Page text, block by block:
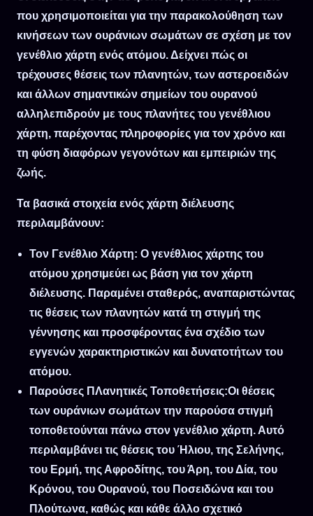
[11 P.M]
[9 A.M]
10
[10 A.M]
13
[1 P.M]
[2 P.M]
[3 P.M]
16 [4 P.M]
19
20
21 [9 P.M]
22 [10 P.M]
23 [11 P.M]
που χρησιμοποιείται για την παρακολούθηση των
κινήσεων των ουράνιων σωμάτων σε σχέση με τον
γενέθλιο χάρτη ενός ατόμου. Δείχνει πώς οι
τρέχουσες θέσεις των πλανητών, των αστεροειδών
και άλλων σημαντικών σημείων του ουρανού
αλληλεπιδρούν με τους πλανήτες του γενέθλιου
χάρτη, παρέχοντας πληροφορίες για τον χρόνο και
τη φύση διαφόρων γεγονότων και εμπειριών της
ζωής.
Τα βασικά στοιχεία ενός χάρτη διέλευσης
περιλαμβάνουν:
Τον Γενέθλιο Χάρτη: Ο γενέθλιος χάρτης του
ατόμου χρησιμεύει ως βάση για τον χάρτη
διέλευσης. Παραμένει σταθερός, αναπαριστώντας
τις θέσεις των πλανητών κατά τη στιγμή της
γέννησης και προσφέροντας ένα σχέδιο των
εγγενών χαρακτηριστικών και δυνατοτήτων του
ατόμου.
Παρούσες ΠΛανητικές Τοποθετήσεις:Οι θέσεις
των ουράνιων σωμάτων την παρούσα στιγμή
τοποθετούνται πάνω στον γενέθλιο χάρτη. Αυτό
περιλαμβάνει τις θέσεις του Ήλιου, της Σελήνης,
του Ερμή, της Αφροδίτης, του Άρη, του Δία, του
Κρόνου, του Ουρανού, του Ποσειδώνα και του
Πλούτωνα, καθώς και κάθε άλλο σχετικό